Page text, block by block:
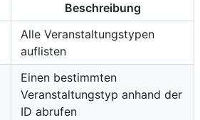
Beschreibung
Alle Veranstaltungstypen
auflisten
Einen bestimmten
Veranstaltungstyp anhand der
ID abrufen